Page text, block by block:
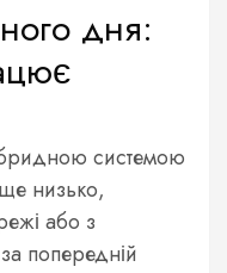
дня:
системою
низько,
або з
попередній